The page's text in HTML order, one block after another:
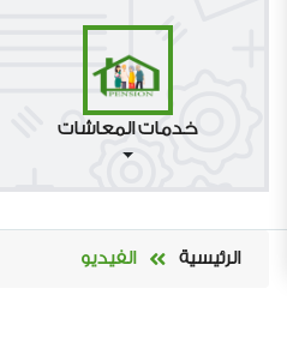
خدمات المعاشات
الرئيسية الفيديو